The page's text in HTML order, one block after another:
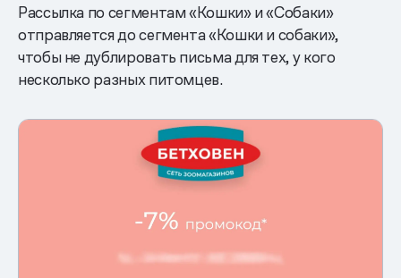
Рассылка по сегментам «Кошки» и «Собаки»
отправляется до сегмента «Кошки и собаки»,
чтобы не дублировать письма для тех, у кого
несколько разных питомцев.